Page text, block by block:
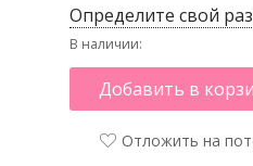
Определите свой
В наличии:
Добавить в
Отложить на